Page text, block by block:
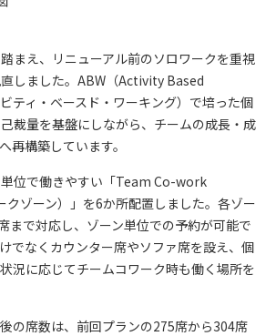
まえ、リニューアル前のソロワークを重視
しました。ABW（Activity Based
ティ・ベースド・ワーキング）で培った個
裁量を基盤にしながら、チームの成長・成
再構築しています。
位で働きやすい「Team Co-work
ゾーン）」を6か所配置しました。各ゾー
まで対応し、ゾーン単位での予約が可能で
でなくカウンター席やソファ席を設え、個
況に応じてチームコワーク時も働く場所を
の席数は、前回プランの275席から304席